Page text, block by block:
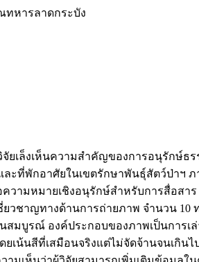
ทหารลาดกระบัง
ยเล็งเห็นความสำคัญของการอนุรักษ์ธ
ะที่พักอาศัยในเขตรักษาพันธุ์สัตว์ป่าฯ
วามหมายเชิงอนุรักษ์สำหรับการสื่อสา
วชาญทางด้านการถ่ายภาพ จำนวน 10
บูรณ์ องค์ประกอบของภาพเป็นการเล่
น้นสีที่เสมือนจริงแต่ไม่จัดจ้านจนเกิน